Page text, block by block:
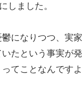
しました。
になりつつ、実
たという事実が
てことなんですよ